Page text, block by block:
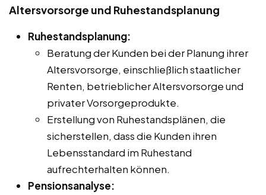
Altersvorsorge und Ruhestandsplanung
Ruhestandsplanung:
Beratung der Kunden bei der Planung ihrer
Altersvorsorge, einschließlich staatlicher
Renten, betrieblicher Altersvorsorge und
privater Vorsorgeprodukte.
Erstellung von Ruhestandsplänen, die
sicherstellen, dass die Kunden ihren
Lebensstandard im Ruhestand
aufrechterhalten können.
Pensionsanalyse: